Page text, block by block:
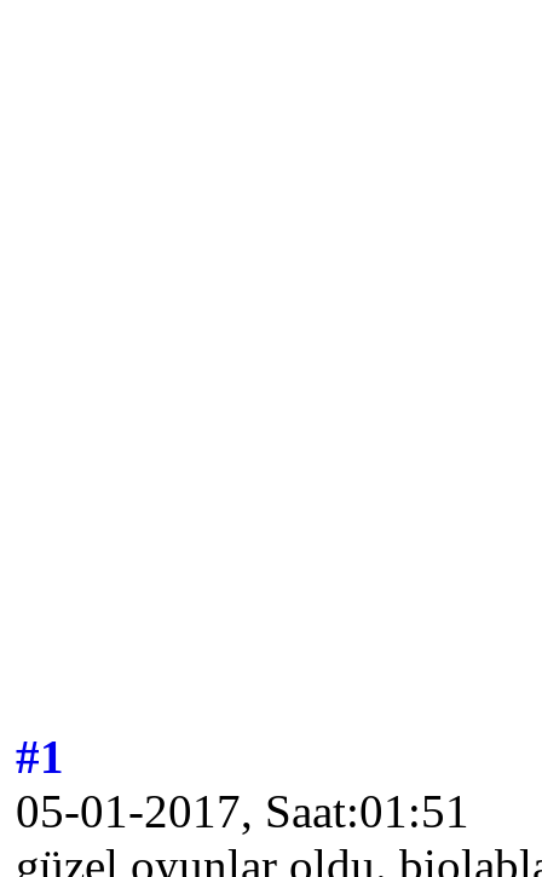
#1
05-01-2017, Saat:01:51
güzel oyunlar oldu.